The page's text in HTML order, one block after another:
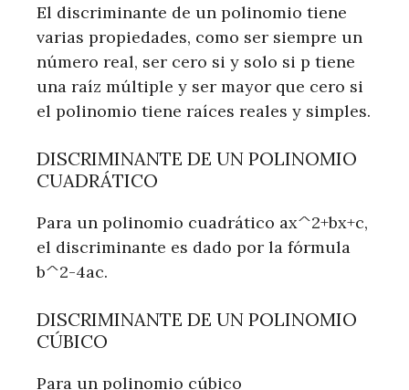
El discriminante de un polinomio tiene
varias propiedades, como ser siempre un
número real, ser cero si y solo si p tiene
una raíz múltiple y ser mayor que cero si
el polinomio tiene raíces reales y simples.
DISCRIMINANTE DE UN POLINOMIO
CUADRÁTICO
Para un polinomio cuadrático ax^2+bx+c,
el discriminante es dado por la fórmula
b^2-4ac.
DISCRIMINANTE DE UN POLINOMIO
CÚBICO
Para un polinomio cúbico